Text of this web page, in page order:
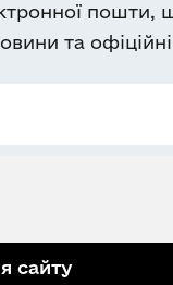
пошти,
та
сайту